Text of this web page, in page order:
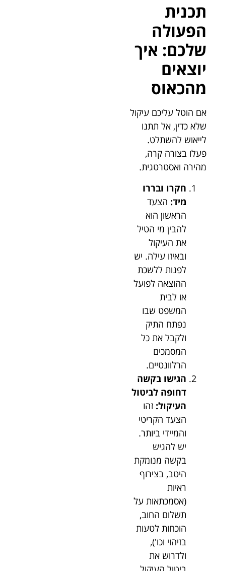
תכנית
הפעולה
שלכם: איך
יוצאים
מהכאוס
אם הוטל עליכם עיקול
שלא כדין, אל תתנו
לייאוש להשתלט.
פעלו בצורה קרה,
מהירה ואסטרטגית.
חקרו ובררו
מיד: הצעד
הראשון הוא
להבין מי הטיל
את העיקול
ובאיזו עילה. יש
לפנות ללשכת
ההוצאה לפועל
או לבית
המשפט שבו
נפתח התיק
ולקבל את כל
המסמכים
הרלוונטיים.
הגישו בקשה
דחופה לביטול
העיקול: זהו
הצעד הקריטי
והמיידי ביותר.
יש להגיש
בקשה מנומקת
היטב, בצירוף
ראיות
(אסמכתאות על
תשלום החוב,
הוכחות לטעות
בזיהוי וכו'),
ולדרוש את